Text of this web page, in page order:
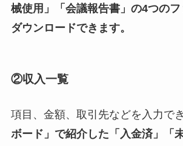
械使用」「会議報告書」の4つの
ダウンロードできます。
②収入一覧
項目、金額、取引先などを入力でき
ボード」で紹介した「入金済」「